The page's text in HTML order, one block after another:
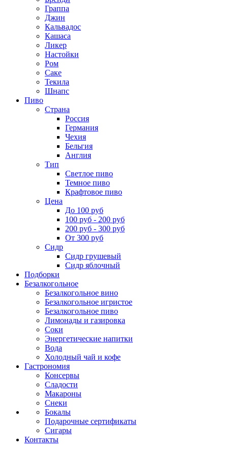
Граппа
Джин
Кальвадос
Кашаса
Ликер
Настойки
Ром
Саке
Текила
Шнапс
Пиво
Страна
Россия
Германия
Чехия
Бельгия
Англия
Тип
Светлое пиво
Темное пиво
Крафтовое пиво
Цена
До 100 руб
100 руб - 200 руб
200 руб - 300 руб
От 300 руб
Сидр
Сидр грушевый
Сидр яблочный
Подборки
Безалкогольное
Безалкогольное вино
Безалкогольное игристое
Безалкогольное пиво
Лимонады и газировка
Соки
Энергетические напитки
Вода
Холодный чай и кофе
Гастрономия
Консервы
Сладости
Макароны
Снеки
Бокалы
Подарочные сертификаты
Сигары
Контакты